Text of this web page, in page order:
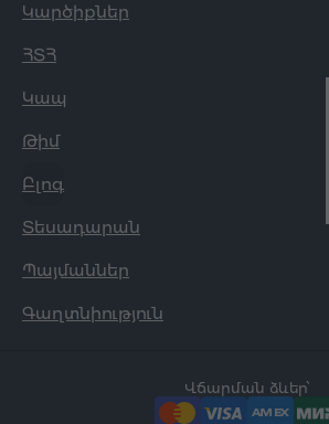
Կարծիքներ
ՀՏՀ
Կապ
Թիմ
Բլոգ
Տեսադարան
Պայմաններ
Գաղտնիություն
Վճարման ձևեր՝